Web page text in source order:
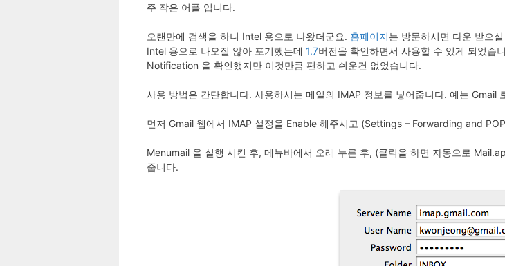
주 작은 어플 입니다.
오랜만에 검색을 하니 Intel 용으로 나왔더군요. 홈페이지는 방문하시면 다운 받으
Intel 용으로 나오질 않아 포기했는데 1.7버전을 확인하면서 사용할 수 있게 되었습
Notification 을 확인했지만 이것만큼 편하고 쉬운건 없었습니다.
사용 방법은 간단합니다. 사용하시는 메일의 IMAP 정보를 넣어줍니다. 예는 Gmail
먼저 Gmail 웹에서 IMAP 설정을 Enable 해주시고 (Settings – Forwarding and
Menumail 을 실행 시킨 후, 메뉴바에서 오래 누른 후, (클릭을 하면 자동으로
줍니다.